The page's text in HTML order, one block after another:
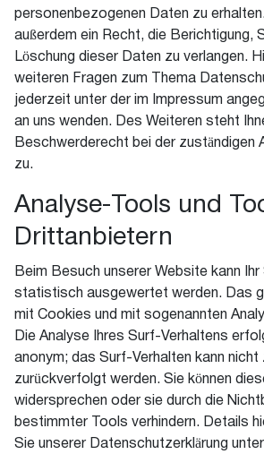
personenbezogenen Daten zu
außerdem ein Recht, die Berichtigung,
Löschung dieser Daten zu verlangen.
weiteren Fragen zum Thema
jederzeit unter der im Impressum
an uns wenden. Des Weiteren steht
Beschwerderecht bei der zuständigen
zu.
Analyse-Tools und
Drittanbietern
Beim Besuch unserer Website kann
statistisch ausgewertet werden. Das
mit Cookies und mit sogenannten
Die Analyse Ihres Surf-Verhaltens
anonym; das Surf-Verhalten kann nicht
zurückverfolgt werden. Sie können
widersprechen oder sie durch die
bestimmter Tools verhindern. Details
Sie unserer Datenschutzerklärung